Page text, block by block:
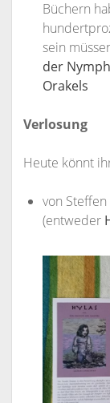
Büchern
sein
der
Orakels
Verlosung
Heute könnt
von
(entweder